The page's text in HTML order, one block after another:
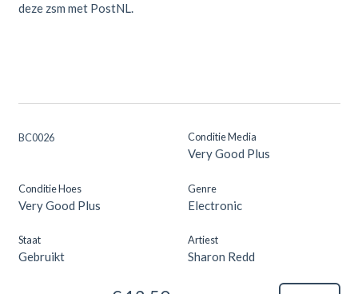
deze zsm met PostNL.
BC0026 Conditie Media
Very Good Plus
Conditie Hoes
Very Good Plus
Genre
Electronic
Staat
Gebruikt
Artiest
Sharon Redd